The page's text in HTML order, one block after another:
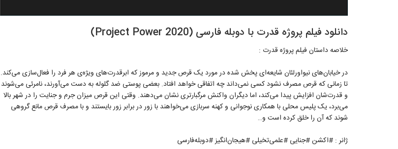
دانلود فیلم پروژه قدرت با دوبله فارسی (Project Power 2020)
خلاصه داستان فیلم پروژه قدرت :
در خیابان‌های نیواورلئان شایعه‌ای پخش شده در مورد یک قرص جدید و مرموز که ابرقدرت‌های ویژه‌ی هر فرد را فعال‌سازی می‌کند.
تا زمانی که قرص مصرف نشود کسی نمی‌داند چه اتفاقی خواهد افتاد. بعضی پوستی ضد گلوله به دست می‌آورند، نامرئی می‌شوند
و قدرت‌شان افزایش پیدا می‌کند، اما دیگران واکنش مرگبارتری نشان می‌دهند. وقتی این قرص میزان جرم و جنایت را در شهر بالا
می‌برد، یک پلیس محلی با همکاری نوجوانی و کهنه‌ سربازی می‌خواهند با زور در برابر زور بایستند و با مصرف قرص مانع گروهی
شوند که آن را خلق کرده است و…
ژانر : #اکشن #جنایی #علمی‌تخیلی #هیجان‌انگیز #دوبله‌فارسی